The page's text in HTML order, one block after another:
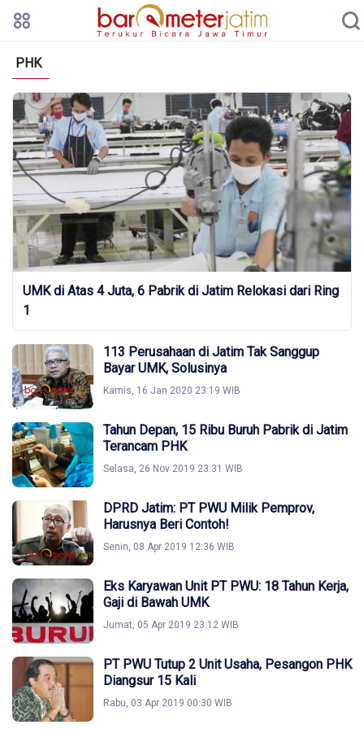
PHK
UMK di Atas 4 Juta, 6 Pabrik di Jatim Relokasi dari Ring
1
113 Perusahaan di Jatim Tak Sanggup
Bayar UMK, Solusinya
Kamis, 16 Jan 2020 23:19 WIB
Tahun Depan, 15 Ribu Buruh Pabrik di Jatim
Terancam PHK
Selasa, 26 Nov 2019 23:31 WIB
DPRD Jatim: PT PWU Milik Pemprov,
Harusnya Beri Contoh!
Senin, 08 Apr 2019 12:36 WIB
Eks Karyawan Unit PT PWU: 18 Tahun Kerja,
Gaji di Bawah UMK
Jumat, 05 Apr 2019 23:12 WIB
PT PWU Tutup 2 Unit Usaha, Pesangon PHK
Diangsur 15 Kali
Rabu, 03 Apr 2019 00:30 WIB